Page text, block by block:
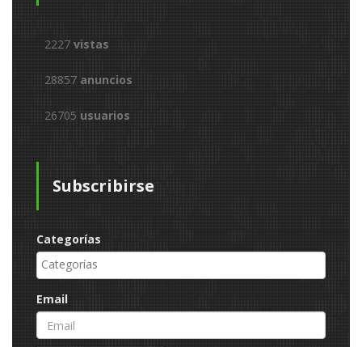
2227 vistas
28857 anuncios
26705 usuarios
Subscribirse
Categorías
Email